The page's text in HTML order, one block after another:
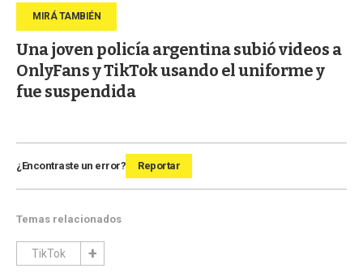
Una joven policía argentina subió videos a
OnlyFans y TikTok usando el uniforme y
fue suspendida
¿Encontraste un error? Reportar
Temas relacionados
TikTok